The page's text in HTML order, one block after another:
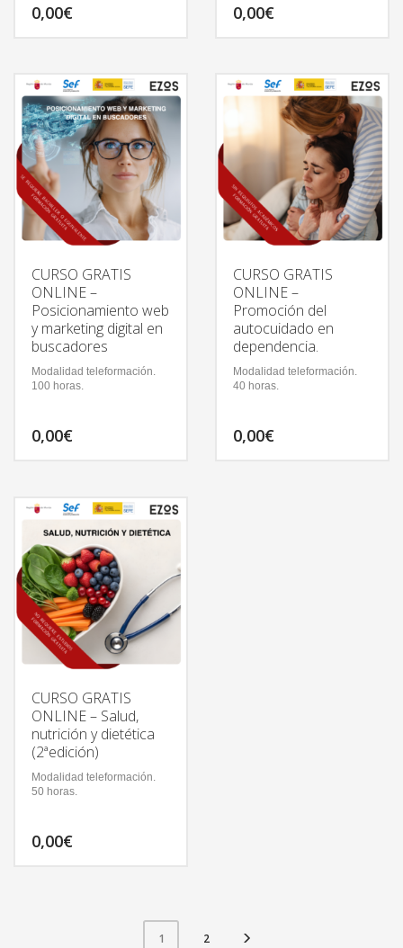
0,00€ 0,00€
CURSO GRATIS
ONLINE –
Posicionamiento web
y marketing digital en
buscadores
Modalidad teleformación.
100 horas.
0,00€
CURSO GRATIS
ONLINE –
Promoción del
autocuidado en
dependencia.
Modalidad teleformación.
40 horas.
0,00€
CURSO GRATIS
ONLINE – Salud,
nutrición y dietética
(2ªedición)
Modalidad teleformación.
50 horas.
0,00€
1 2